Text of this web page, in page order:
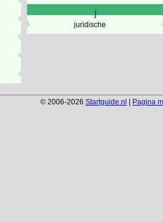
j
juridische
© 2006-2026 Startguide.nl Pagina